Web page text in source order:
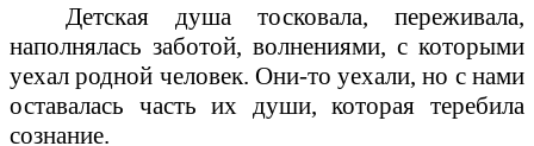
Детская душа тосковала, переживала,
наполнялась заботой, волнениями, с которыми
уехал родной человек. Они-то уехали, но с нами
оставалась часть их души, которая теребила
сознание.